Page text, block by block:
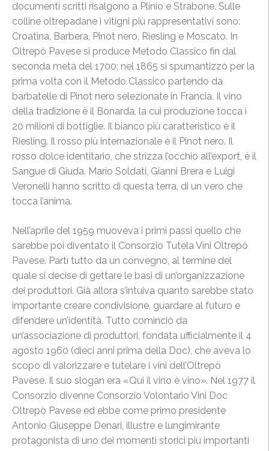
documenti scritti risalgono a Plinio e Strabone. Sulle
colline oltrepadane i vitigni più rappresentativi sono:
Croatina, Barbera, Pinot nero, Riesling e Moscato. In
Oltrepò Pavese si produce Metodo Classico fin dal
seconda metà del 1700; nel 1865 si spumantizzò per la
prima volta con il Metodo Classico partendo da
barbatelle di Pinot nero selezionate in Francia. Il vino
della tradizione è il Bonarda, la cui produzione tocca i
20 milioni di bottiglie. Il bianco più caratteristico è il
Riesling. Il rosso più internazionale è il Pinot nero. Il
rosso dolce identitario, che strizza l’occhio all’export, è il
Sangue di Giuda. Mario Soldati, Gianni Brera e Luigi
Veronelli hanno scritto di questa terra, di un vero che
tocca l’anima.
Nell’aprile del 1959 muoveva i primi passi quello che
sarebbe poi diventato il Consorzio Tutela Vini Oltrepò
Pavese. Partì tutto da un convegno, al termine del
quale si decise di gettare le basi di un’organizzazione
dei produttori. Già allora s’intuiva quanto sarebbe stato
importante creare condivisione, guardare al futuro e
difendere un’identità. Tutto cominciò da
un’associazione di produttori, fondata ufficialmente il 4
agosto 1960 (dieci anni prima della Doc), che aveva lo
scopo di valorizzare e tutelare i vini dell’Oltrepò
Pavese. Il suo slogan era «Qui il vino è vino». Nel 1977 il
Consorzio divenne Consorzio Volontario Vini Doc
Oltrepò Pavese ed ebbe come primo presidente
Antonio Giuseppe Denari, illustre e lungimirante
protagonista di uno dei momenti storici più importanti